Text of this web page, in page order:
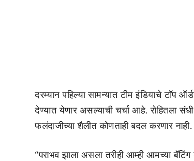
दरम्यान पहिल्या सामन्यात टीम इंडियाचे टॉप
देण्यात येणार असल्याची चर्चा आहे. रोहितला
फलंदाजीच्या शैलीत कोणताही बदल करणार
“पराभव झाला असला तरीही आम्ही आमच्या